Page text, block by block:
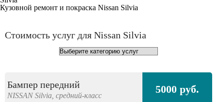
Кузовной ремонт и покраска Nissan Silvia
Стоимость услуг для Nissan Silvia
Бампер передний
NISSAN Silvia, средний-класс 5000 руб.